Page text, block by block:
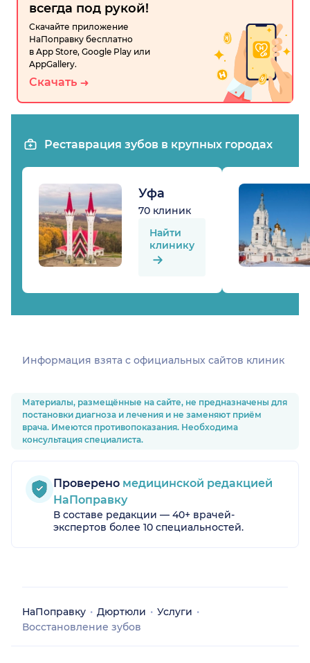
всегда под рукой!
Скачайте приложение
НаПоправку бесплатно
в App Store, Google Play или
AppGallery.
Скачать
Реставрация зубов в крупных городах
Уфа
70 клиник
Найти
клинику
Информация взята c официальных сайтов клиник
Материалы, размещённые на сайте, не предназначены для
постановки диагноза и лечения и не заменяют приём
врача. Имеются противопоказания. Необходима
консультация специалиста.
Проверено медицинской редакцией
НаПоправку
В составе редакции — 40+ врачей-
экспертов более 10 специальностей.
НаПоправку Дюртюли
Услуги
Восстановление зубов